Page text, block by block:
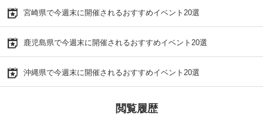
宮崎県で今週末に開催されるおすすめイベント20選
鹿児島県で今週末に開催されるおすすめイベント20選
沖縄県で今週末に開催されるおすすめイベント20選
閲覧履歴